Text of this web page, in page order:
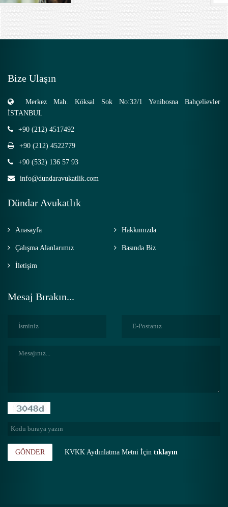
Bize Ulaşın
Merkez Mah. Köksal Sok No:32/1 Yenibosna Bahçelievler
İSTANBUL
+90 (212) 4517492
+90 (212) 4522779
+90 (532) 136 57 93
info@dundaravukatlik.com
Dündar Avukatlık
Anasayfa Hakkımızda
Çalışma Alanlarımız Basında Biz
İletişim
Mesaj Bırakın...
GÖNDER KVKK Aydınlatma Metni İçin tıklayın